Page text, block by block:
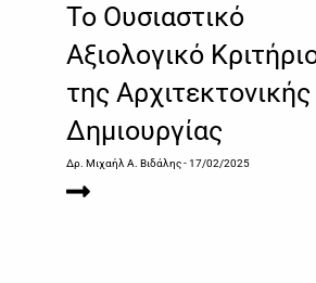
Το Ουσιαστικό
Αξιολογικό
της Αρχιτεκτονικής
Δημιουργίας
Δρ. Μιχαήλ Α. Βιδάλης- 17/02/2025